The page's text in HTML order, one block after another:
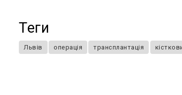
Теги
Львів операція трансплантація